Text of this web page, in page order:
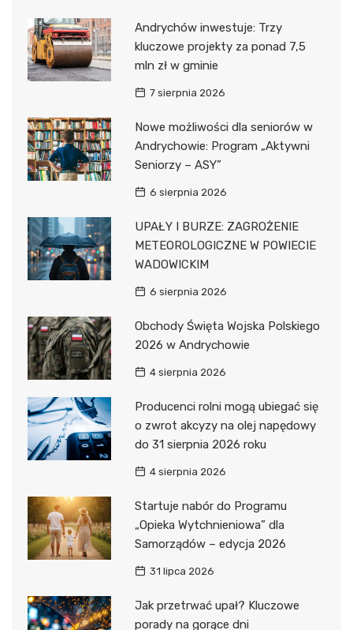
Andrychów inwestuje: Trzy
kluczowe projekty za ponad 7,5
mln zł w gminie
7 sierpnia 2026
Nowe możliwości dla seniorów w
Andrychowie: Program „Aktywni
Seniorzy – ASY”
6 sierpnia 2026
UPAŁY I BURZE: ZAGROŻENIE
METEOROLOGICZNE W POWIECIE
WADOWICKIM
6 sierpnia 2026
Obchody Święta Wojska Polskiego
2026 w Andrychowie
4 sierpnia 2026
Producenci rolni mogą ubiegać się
o zwrot akcyzy na olej napędowy
do 31 sierpnia 2026 roku
4 sierpnia 2026
Startuje nabór do Programu
„Opieka Wytchnieniowa” dla
Samorządów – edycja 2026
31 lipca 2026
Jak przetrwać upał? Kluczowe
porady na gorące dni